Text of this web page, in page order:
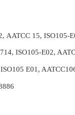
AATCC 15, ISO105-
ISO105-E02,
E01,